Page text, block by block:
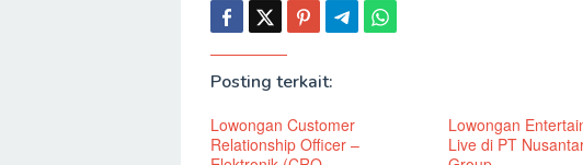
Posting terkait:
Lowongan Customer
Relationship Officer –
Lowongan
Live di PT